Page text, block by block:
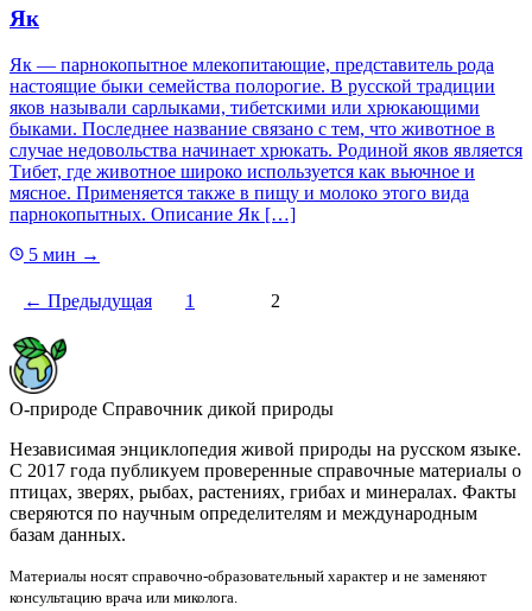
Як
Як — парнокопытное млекопитающие, представитель рода
настоящие быки семейства полорогие. В русской традиции
яков называли сарлыками, тибетскими или хрюкающими
быками. Последнее название связано с тем, что животное в
случае недовольства начинает хрюкать. Родиной яков является
Тибет, где животное широко используется как вьючное и
мясное. Применяется также в пищу и молоко этого вида
парнокопытных. Описание Як […]
5 мин →
← Предыдущая 1 2
О-природе Справочник дикой природы
Независимая энциклопедия живой природы на русском языке.
С 2017 года публикуем проверенные справочные материалы о
птицах, зверях, рыбах, растениях, грибах и минералах. Факты
сверяются по научным определителям и международным
базам данных.
Материалы носят справочно-образовательный характер и не заменяют
консультацию врача или миколога.